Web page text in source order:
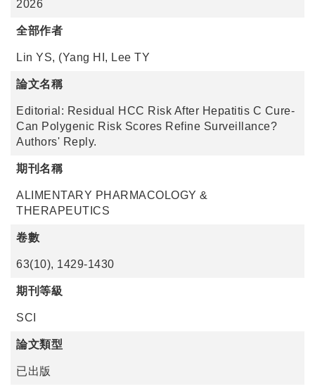
2026
全部作者
Lin YS, (Yang HI, Lee TY
論文名稱
Editorial: Residual HCC Risk After Hepatitis C Cure-
Can Polygenic Risk Scores Refine Surveillance?
Authors' Reply.
期刊名稱
ALIMENTARY PHARMACOLOGY &
THERAPEUTICS
卷數
63(10), 1429-1430
期刊等級
SCI
論文類型
已出版